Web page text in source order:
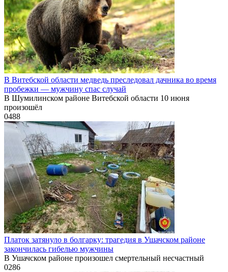
В Витебской области медведь преследовал дачника во время
пробежки — мужчину спас случай
В Шумилинском районе Витебской области 10 июня
произошёл
0488
Платок затянуло в болгарку: трагедия в Ушачском районе
закончилась гибелью мужчины
В Ушачском районе произошел смертельный несчастный
0286